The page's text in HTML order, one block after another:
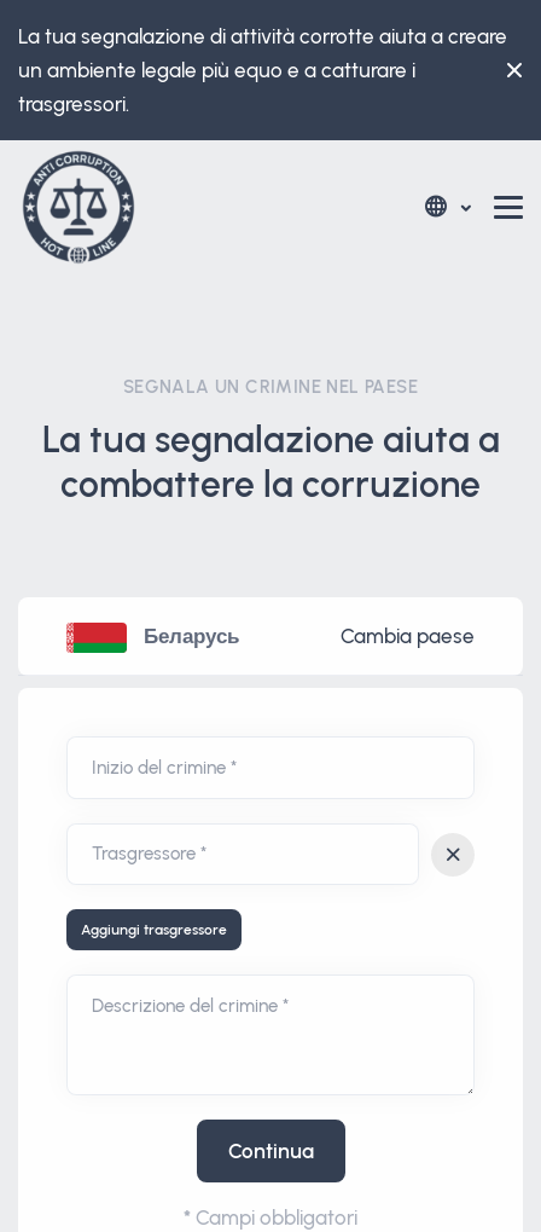
La tua segnalazione di attività corrotte aiuta a creare
un ambiente legale più equo e a catturare i
trasgressori.
SEGNALA UN CRIMINE NEL PAESE
La tua segnalazione aiuta a
combattere la corruzione
Беларусь Cambia paese
Inizio del crimine *
Aggiungi trasgressore
Descrizione del crimine *
Continua
* Campi obbligatori